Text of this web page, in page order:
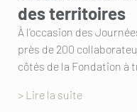
des territoires
À l’occasion des
près de 200
côtés de la Fondation à
> Lire la suite